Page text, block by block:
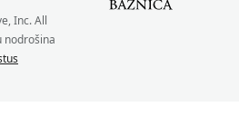
Inc. All
nodrošina